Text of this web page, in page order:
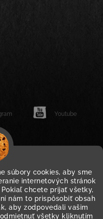
súbory cookies, aby sme
internetových stránok
chcete prijať všetky,
nám to prispôsobiť obsah
aby zodpovedali vašim
všetky kliknutím
Youtube